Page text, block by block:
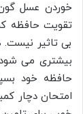
خوردن عسل
بی تاثیر نیست.
بیشتری می
حافظه خود
امتحان دچار